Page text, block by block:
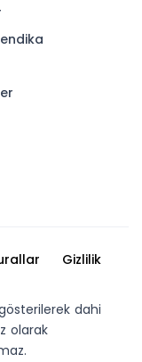
Gizlilik
dahi
olarak